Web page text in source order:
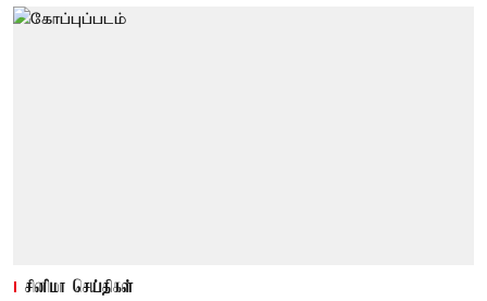
சினிமா செய்திகள்